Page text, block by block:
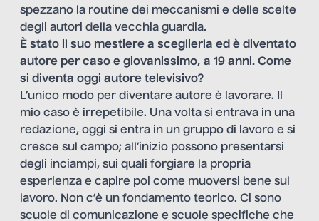
spezzano la routine dei meccanismi e delle scelte
degli autori della vecchia guardia.
È stato il suo mestiere a sceglierla ed è diventato
autore per caso e giovanissimo, a 19 anni. Come
si diventa oggi autore televisivo?
L’unico modo per diventare autore è lavorare. Il
mio caso è irrepetibile. Una volta si entrava in una
redazione, oggi si entra in un gruppo di lavoro e si
cresce sul campo; all’inizio possono presentarsi
degli inciampi, sui quali forgiare la propria
esperienza e capire poi come muoversi bene sul
lavoro. Non c’è un fondamento teorico. Ci sono
scuole di comunicazione e scuole specifiche che